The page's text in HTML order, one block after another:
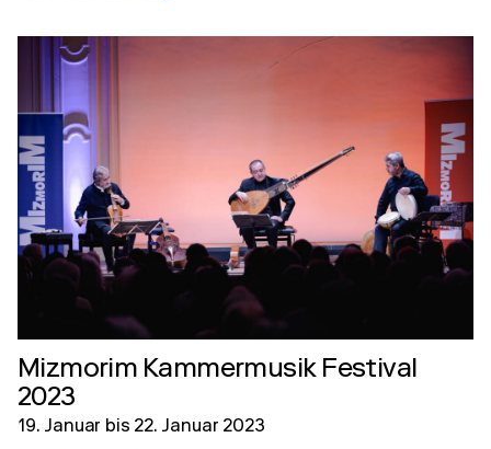
Mizmorim Kammermusik Festival
2023
19. Januar bis 22. Januar 2023